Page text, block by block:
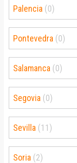
Palencia (0)
Pontevedra (0)
Salamanca (0)
Segovia (0)
Sevilla (11)
Soria (2)